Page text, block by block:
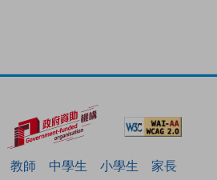
教師 中學生 小學生
家長